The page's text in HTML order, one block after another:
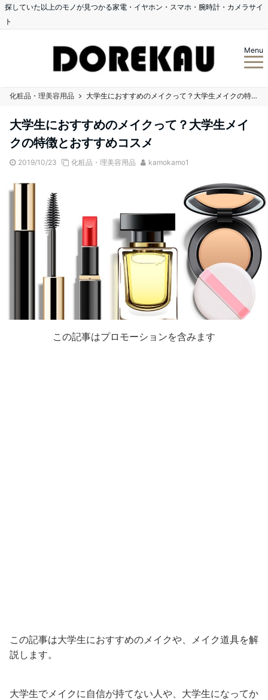
探していた以上のモノが見つかる家電・イヤホン・スマホ・腕時計・カメラサイ
ト
Menu
化粧品・理美容用品 大学生におすすめのメイクって？大学生メイクの特徴とおすすめコスメ
大学生におすすめのメイクって？大学生メイ
クの特徴とおすすめコスメ
2019/10/23 化粧品・理美容用品 kamokamo1
この記事はプロモーションを含みます
この記事は大学生におすすめのメイクや、メイク道具を解
説します。
大学生でメイクに自信が持てない人や、大学生になってか